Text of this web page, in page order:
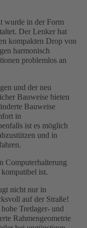
wurde in der Form
Der Lenker hat
kompakten Drop von
harmonisch
problemlos an
und der neu
Bauweise bieten
Bauweise
in
ist es möglich
und in
Computerhalterung
ist.
nicht nur in
auf der Straße!
Tretlager- und
Rahmengeometrie